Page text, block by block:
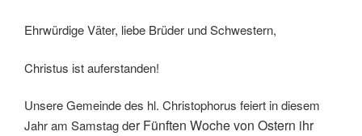
Ehrwürdige Väter, liebe Brüder und Schwestern,
Christus ist auferstanden!
Unsere Gemeinde des hl. Christophorus feiert in diesem
Jahr am Samstag der Fünften Woche von Ostern ihr